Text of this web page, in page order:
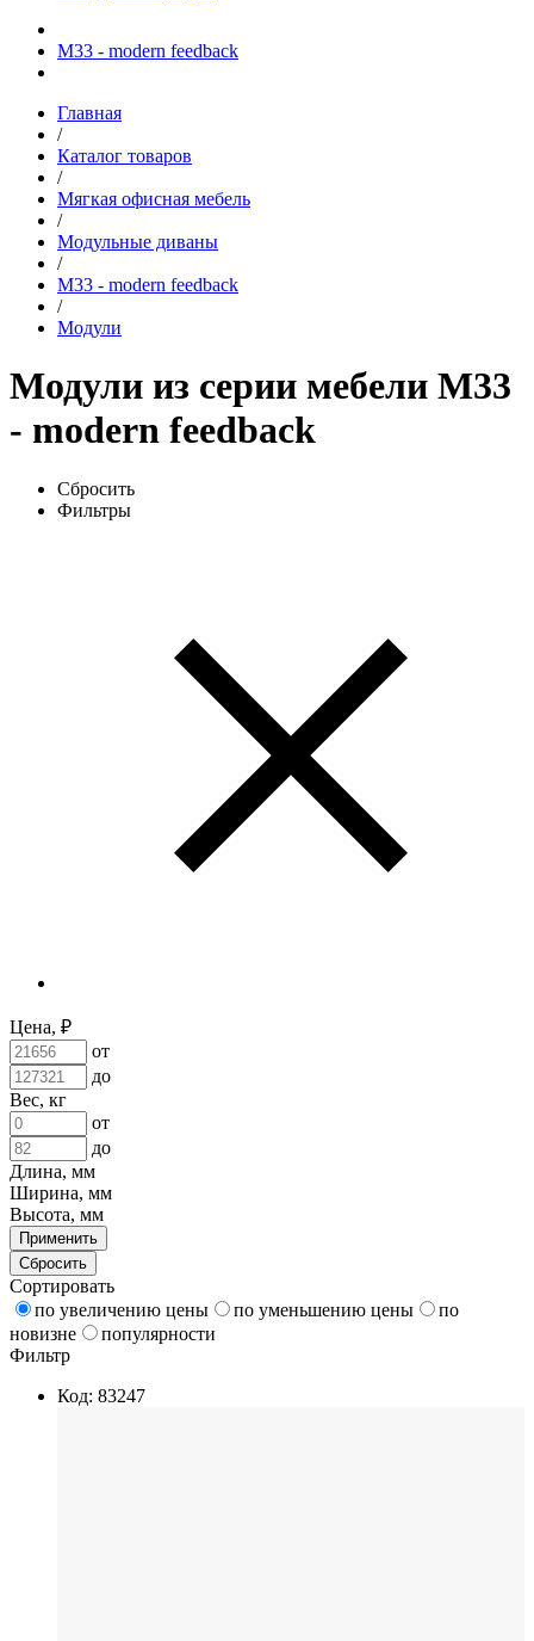
М33 - modern feedback
Главная
/
Каталог товаров
/
Мягкая офисная мебель
/
Модульные диваны
/
М33 - modern feedback
/
Модули
Модули из серии мебели М33
- modern feedback
Сбросить
Фильтры
Цена, ₽
от
до
Вес, кг
от
до
Длина, мм
Ширина, мм
Высота, мм
Применить
Сбросить
Сортировать
по увеличению цены
по уменьшению цены
по
новизне
популярности
Фильтр
Код: 83247